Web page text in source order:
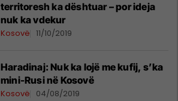
territoresh ka dështuar – por ideja
nuk ka vdekur
Kosovë 11/10/2019
Haradinaj: Nuk ka lojë me kufij, s’ka
mini-Rusi në Kosovë
Kosovë 04/08/2019